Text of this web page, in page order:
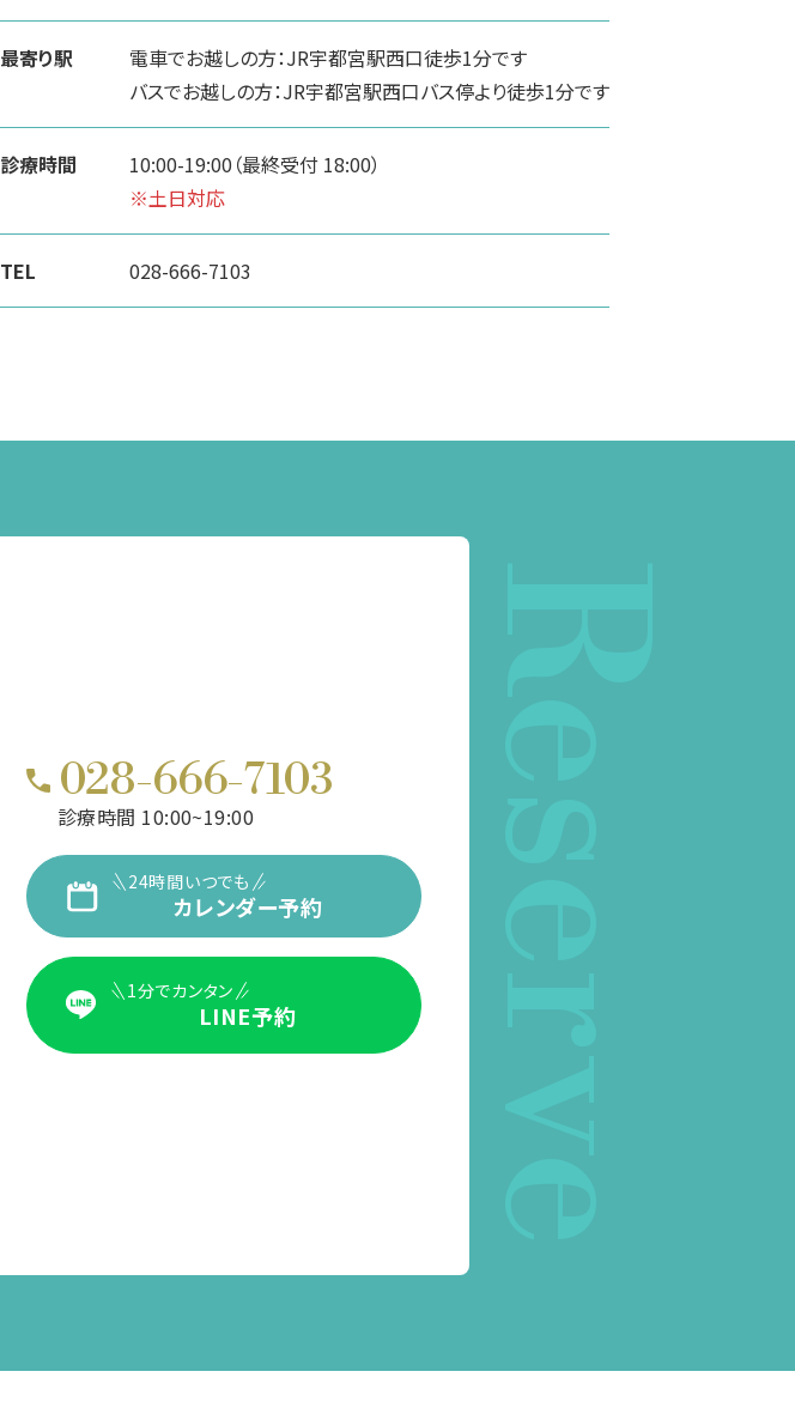
最寄り駅
電車でお越しの方：JR宇都宮駅西口徒歩1分です
バスでお越しの方：JR宇都宮駅西口バス停より徒歩1分です
診療時間
10:00-19:00（最終受付 18:00）
※土日対応
TEL 028-666-7103
028-666-7103
診療時間 10:00~19:00
24時間いつでも
カレンダー予約
1分でカンタン
LINE予約